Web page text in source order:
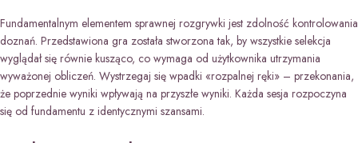
Fundamentalnym elementem sprawnej rozgrywki jest zdolność kontrolowania
doznań. Przedstawiona gra została stworzona tak, by wszystkie selekcja
wyglądał się równie kusząco, co wymaga od użytkownika utrzymania
wyważonej obliczeń. Wystrzegaj się wpadki «rozpalnej ręki» – przekonania,
że poprzednie wyniki wpływają na przyszłe wyniki. Każda sesja rozpoczyna
się od fundamentu z identycznymi szansami.